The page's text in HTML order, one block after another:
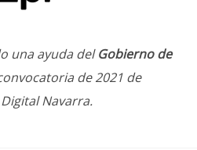
una ayuda delGobierno de
de 2021 de
Navarra.